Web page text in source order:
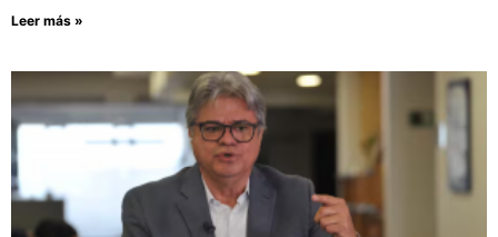
Leer más »